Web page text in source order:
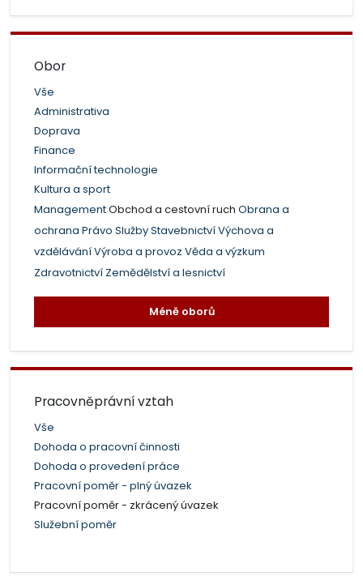
Obor
Vše
Administrativa
Doprava
Finance
Informační technologie
Kultura a sport
ManagementObchod a cestovní ruch Obrana a
ochrana Právo SlužbyStavebnictvíVýchova a
vzděláváníVýroba a provoz Věda a výzkum
Zdravotnictví Zemědělství a lesnictví
Méně oborů
Pracovněprávní vztah
Vše
Dohoda o pracovní činnosti
Dohoda o provedení práce
Pracovní poměr - plný úvazek
Pracovní poměr - zkrácený úvazek
Služební poměr